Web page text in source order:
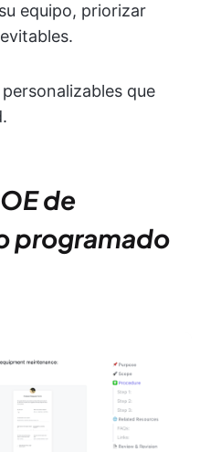
equipo, priorizar
que
de
programado